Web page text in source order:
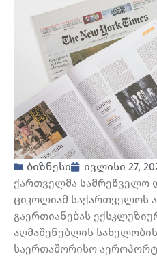
ბიზნესი
ივლისი 27,
ქართველმა სამრეწველო
ციკოლიამ საქართველოს
გაერთიანებას
აღმაშენებლის
საერთაშორისო